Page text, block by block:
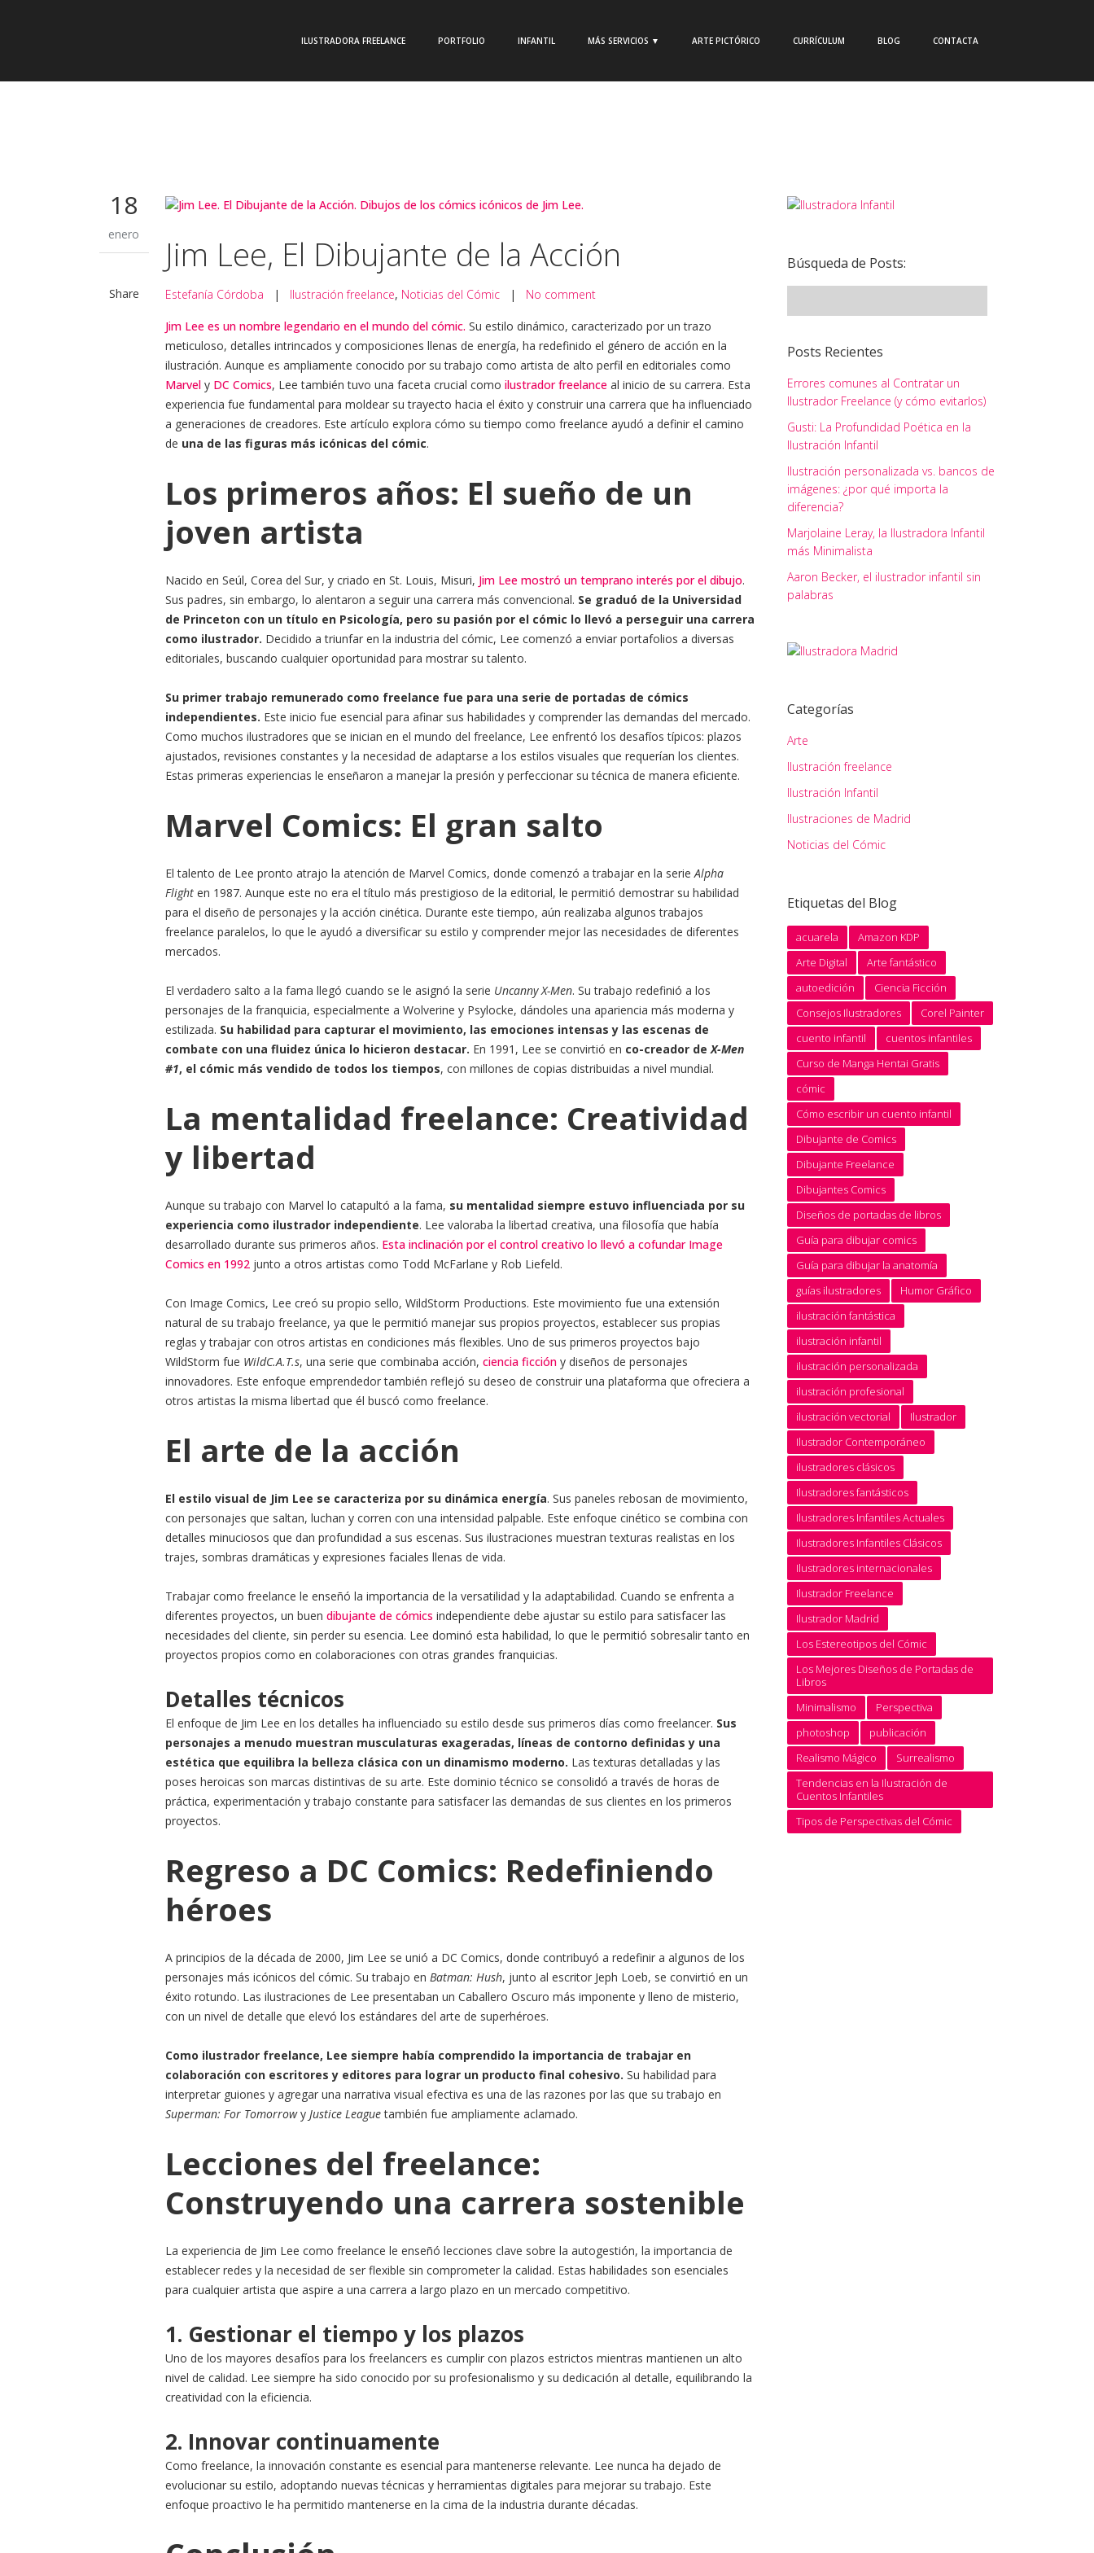
ILUSTRADORA FREELANCE PORTFOLIO INFANTIL MÁS SERVICIOS ▼ ARTE PICTÓRICO CURRÍCULUM BLOG CONTACTA
18
enero
Share
Jim Lee, El Dibujante de la Acción
Estefanía Córdoba | Ilustración freelance, Noticias del Cómic| No comment
Jim Lee es un nombre legendario en el mundo del cómic. Su estilo dinámico, caracterizado por un trazo
meticuloso, detalles intrincados y composiciones llenas de energía, ha redefinido el género de acción en la
ilustración. Aunque es ampliamente conocido por su trabajo como artista de alto perfil en editoriales como
Marvely DC Comics, Lee también tuvo una faceta crucial como ilustrador freelanceal inicio de su carrera. Esta
experiencia fue fundamental para moldear su trayecto hacia el éxito y construir una carrera que ha influenciado
a generaciones de creadores. Este artículo explora cómo su tiempo como freelance ayudó a definir el camino
de una de las figuras más icónicas del cómic.
Los primeros años: El sueño de un
joven artista
Nacido en Seúl, Corea del Sur, y criado en St. Louis, Misuri, Jim Lee mostró un temprano interés por el dibujo.
Sus padres, sin embargo, lo alentaron a seguir una carrera más convencional. Se graduó de la Universidad
de Princeton con un título en Psicología, pero su pasión por el cómic lo llevó a perseguir una carrera
como ilustrador. Decidido a triunfar en la industria del cómic, Lee comenzó a enviar portafolios a diversas
editoriales, buscando cualquier oportunidad para mostrar su talento.
Su primer trabajo remunerado como freelance fue para una serie de portadas de cómics
independientes. Este inicio fue esencial para afinar sus habilidades y comprender las demandas del mercado.
Como muchos ilustradores que se inician en el mundo del freelance, Lee enfrentó los desafíos típicos: plazos
ajustados, revisiones constantes y la necesidad de adaptarse a los estilos visuales que requerían los clientes.
Estas primeras experiencias le enseñaron a manejar la presión y perfeccionar su técnica de manera eficiente.
Marvel Comics: El gran salto
El talento de Lee pronto atrajo la atención de Marvel Comics, donde comenzó a trabajar en la serieAlpha
Flighten 1987. Aunque este no era el título más prestigioso de la editorial, le permitió demostrar su habilidad
para el diseño de personajes y la acción cinética. Durante este tiempo, aún realizaba algunos trabajos
freelance paralelos, lo que le ayudó a diversificar su estilo y comprender mejor las necesidades de diferentes
mercados.
El verdadero salto a la fama llegó cuando se le asignó la serie Uncanny X-Men. Su trabajo redefinió a los
personajes de la franquicia, especialmente a Wolverine y Psylocke, dándoles una apariencia más moderna y
estilizada. Su habilidad para capturar el movimiento, las emociones intensas y las escenas de
combate con una fluidez única lo hicieron destacar. En 1991, Lee se convirtió en co-creador deX-Men
#1, el cómic más vendido de todos los tiempos, con millones de copias distribuidas a nivel mundial.
La mentalidad freelance: Creatividad
y libertad
Aunque su trabajo con Marvel lo catapultó a la fama, su mentalidad siempre estuvo influenciada por su
experiencia como ilustrador independiente. Lee valoraba la libertad creativa, una filosofía que había
desarrollado durante sus primeros años. Esta inclinación por el control creativo lo llevó a cofundar Image
Comics en 1992junto a otros artistas como Todd McFarlane y Rob Liefeld.
Con Image Comics, Lee creó su propio sello, WildStorm Productions. Este movimiento fue una extensión
natural de su trabajo freelance, ya que le permitió manejar sus propios proyectos, establecer sus propias
reglas y trabajar con otros artistas en condiciones más flexibles. Uno de sus primeros proyectos bajo
WildStorm fue WildC.A.T.s, una serie que combinaba acción, ciencia ficcióny diseños de personajes
innovadores. Este enfoque emprendedor también reflejó su deseo de construir una plataforma que ofreciera a
otros artistas la misma libertad que él buscó como freelance.
El arte de la acción
El estilo visual de Jim Lee se caracteriza por su dinámica energía. Sus paneles rebosan de movimiento,
con personajes que saltan, luchan y corren con una intensidad palpable. Este enfoque cinético se combina con
detalles minuciosos que dan profundidad a sus escenas. Sus ilustraciones muestran texturas realistas en los
trajes, sombras dramáticas y expresiones faciales llenas de vida.
Trabajar como freelance le enseñó la importancia de la versatilidad y la adaptabilidad. Cuando se enfrenta a
diferentes proyectos, un buen dibujante de cómics independiente debe ajustar su estilo para satisfacer las
necesidades del cliente, sin perder su esencia. Lee dominó esta habilidad, lo que le permitió sobresalir tanto en
proyectos propios como en colaboraciones con otras grandes franquicias.
Detalles técnicos
El enfoque de Jim Lee en los detalles ha influenciado su estilo desde sus primeros días como freelancer. Sus
personajes a menudo muestran musculaturas exageradas, líneas de contorno definidas y una
estética que equilibra la belleza clásica con un dinamismo moderno. Las texturas detalladas y las
poses heroicas son marcas distintivas de su arte. Este dominio técnico se consolidó a través de horas de
práctica, experimentación y trabajo constante para satisfacer las demandas de sus clientes en los primeros
proyectos.
Regreso a DC Comics: Redefiniendo
héroes
A principios de la década de 2000, Jim Lee se unió a DC Comics, donde contribuyó a redefinir a algunos de los
personajes más icónicos del cómic. Su trabajo en Batman: Hush, junto al escritor Jeph Loeb, se convirtió en un
éxito rotundo. Las ilustraciones de Lee presentaban un Caballero Oscuro más imponente y lleno de misterio,
con un nivel de detalle que elevó los estándares del arte de superhéroes.
Como ilustrador freelance, Lee siempre había comprendido la importancia de trabajar en
colaboración con escritores y editores para lograr un producto final cohesivo. Su habilidad para
interpretar guiones y agregar una narrativa visual efectiva es una de las razones por las que su trabajo en
Superman: For Tomorrowy Justice Leaguetambién fue ampliamente aclamado.
Lecciones del freelance:
Construyendo una carrera sostenible
La experiencia de Jim Lee como freelance le enseñó lecciones clave sobre la autogestión, la importancia de
establecer redes y la necesidad de ser flexible sin comprometer la calidad. Estas habilidades son esenciales
para cualquier artista que aspire a una carrera a largo plazo en un mercado competitivo.
1. Gestionar el tiempo y los plazos
Uno de los mayores desafíos para los freelancers es cumplir con plazos estrictos mientras mantienen un alto
nivel de calidad. Lee siempre ha sido conocido por su profesionalismo y su dedicación al detalle, equilibrando la
creatividad con la eficiencia.
2. Innovar continuamente
Como freelance, la innovación constante es esencial para mantenerse relevante. Lee nunca ha dejado de
evolucionar su estilo, adoptando nuevas técnicas y herramientas digitales para mejorar su trabajo. Este
enfoque proactivo le ha permitido mantenerse en la cima de la industria durante décadas.
Búsqueda de Posts:
Posts Recientes
Errores comunes al Contratar un
Ilustrador Freelance (y cómo evitarlos)
Gusti: La Profundidad Poética en la
Ilustración Infantil
Ilustración personalizada vs. bancos de
imágenes: ¿por qué importa la
diferencia?
Marjolaine Leray, la Ilustradora Infantil
más Minimalista
Aaron Becker, el ilustrador infantil sin
palabras
Categorías
Arte
Ilustración freelance
Ilustración Infantil
Ilustraciones de Madrid
Noticias del Cómic
Etiquetas del Blog
acuarela
Amazon KDP
Arte Digital
Arte fantástico
autoedición
Ciencia Ficción
Consejos Ilustradores
Corel Painter
cuento infantil
cuentos infantiles
Curso de Manga Hentai Gratis
cómic
Cómo escribir un cuento infantil
Dibujante de Comics
Dibujante Freelance
Dibujantes Comics
Diseños de portadas de libros
Guía para dibujar comics
Guía para dibujar la anatomía
guías ilustradores
Humor Gráfico
ilustración fantástica
ilustración infantil
ilustración personalizada
ilustración profesional
ilustración vectorial
Ilustrador
Ilustrador Contemporáneo
ilustradores clásicos
Ilustradores fantásticos
Ilustradores Infantiles Actuales
Ilustradores Infantiles Clásicos
Ilustradores internacionales
Ilustrador Freelance
Ilustrador Madrid
Los Estereotipos del Cómic
Los Mejores Diseños de Portadas de
Libros
Minimalismo
Perspectiva
photoshop
publicación
Realismo Mágico
Surrealismo
Tendencias en la Ilustración de
Cuentos Infantiles
Tipos de Perspectivas del Cómic